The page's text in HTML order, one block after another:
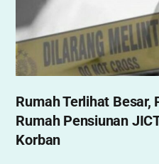
Rumah Terlihat
Rumah Pensiunan
Korban